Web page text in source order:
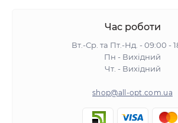
Час роботи
Вт.-Ср. та Пт.-Нд. - 09:00 -
Пн - Вихідний
Чт. - Вихідний
shop@all-opt.com.ua